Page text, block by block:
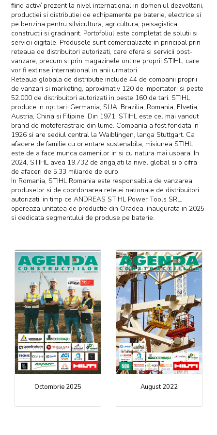
fiind activ/ prezent la nivel international in domeniul dezvoltarii,
productiei si distributiei de echipamente pe baterie, electrice si
pe benzina pentru silvicultura, agricultura, peisagistica,
constructii si gradinarit. Portofoliul este completat de solutii si
servicii digitale. Produsele sunt comercializate in principal prin
reteaua de distribuitori autorizati, care ofera si servicii post-
vanzare, precum si prin magazinele online proprii STIHL, care
vor fi extinse international in anii urmatori.
Reteaua globala de distributie include 44 de companii proprii
de vanzari si marketing, aproximativ 120 de importatori si peste
52.000 de distribuitori autorizati in peste 160 de tari. STIHL
produce in opt tari: Germania, SUA, Brazilia, Romania, Elvetia,
Austria, China si Filipine. Din 1971, STIHL este cel mai vandut
brand de motoferastraie din lume. Compania a fost fondata in
1926 si are sediul central la Waiblingen, langa Stuttgart. Ca
afacere de familie cu orientare sustenabila, misiunea STIHL
este de a face munca oamenilor in si cu natura mai usoara. In
2024, STIHL avea 19.732 de angajati la nivel global si o cifra
de afaceri de 5,33 miliarde de euro.
In Romania, STIHL Romania este responsabila de vanzarea
produselor si de coordonarea retelei nationale de distribuitori
autorizati, in timp ce ANDREAS STIHL Power Tools SRL.
opereaza unitatea de productie din Oradea, inaugurata in 2025
si dedicata segmentului de produse pe baterie.
Octombrie 2025 August 2022